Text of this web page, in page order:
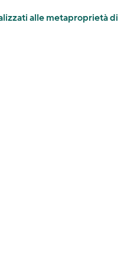
alle metaproprietà di